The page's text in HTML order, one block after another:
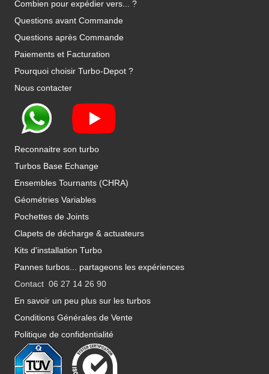
Combien pour expédier vers... ?
Questions avant Commande
Questions après Commande
Paiements et Facturation
Pourquoi choisir Turbo-Depot ?
Nous contacter
Reconnaitre son turbo
Turbos Base Echange
Ensembles Tournants (CHRA)
Géométries Variables
Pochettes de Joints
Clapets de décharge & actuateurs
Kits d'installation Turbo
Pannes turbos... partageons les expériences
Contact 06 27 14 26 90
En savoir un peu plus sur les turbos
Conditions Générales de Vente
Politique de confidentialité